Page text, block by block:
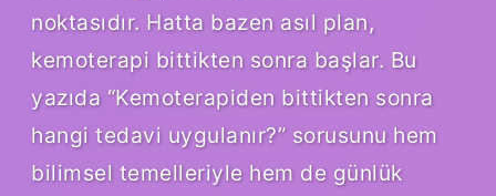
noktasıdır. Hatta bazen asıl plan,
kemoterapi bittikten sonra başlar. Bu
yazıda “Kemoterapiden bittikten sonra
hangi tedavi uygulanır?” sorusunu hem
bilimsel temelleriyle hem de günlük